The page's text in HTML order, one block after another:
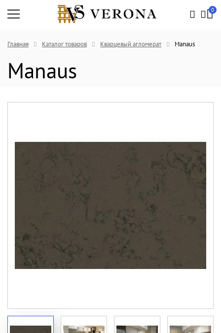
0
Главная Каталог товаров Кварцевый агломерат Manaus
Manaus